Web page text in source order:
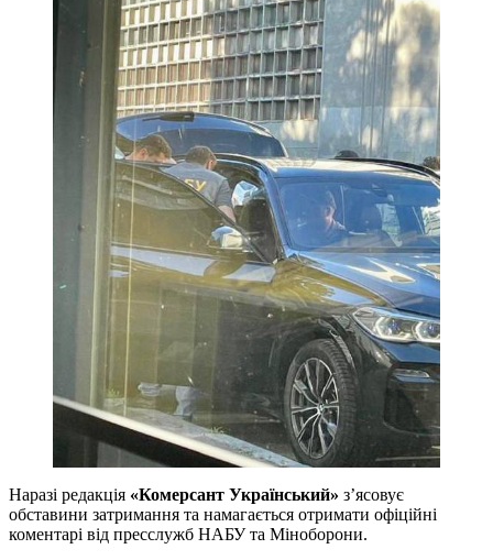
Наразі редакція «Комерсант Український» зʼясовує
обставини затримання та намагається отримати офіційні
коментарі від пресслужб НАБУ та Міноборони.